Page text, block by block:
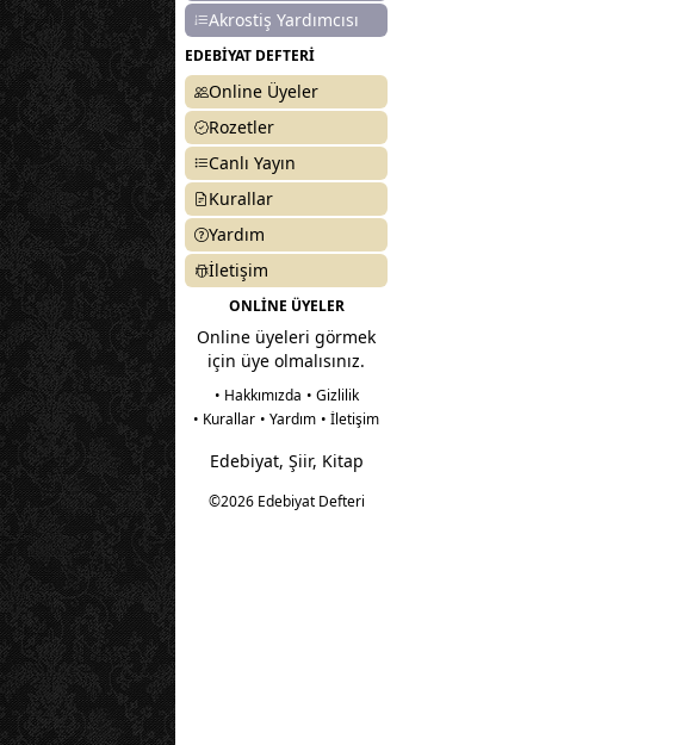
Akrostiş Yardımcısı
EDEBİYAT DEFTERİ
Online Üyeler
Rozetler
Canlı Yayın
Kurallar
Yardım
İletişim
ONLİNE ÜYELER
Online üyeleri görmek
için üye olmalısınız.
• Hakkımızda • Gizlilik
• Kurallar • Yardım • İletişim
Edebiyat, Şiir, Kitap
©2026 Edebiyat Defteri